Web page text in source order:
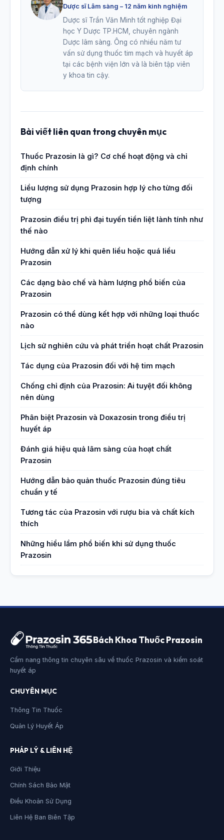
Dược sĩ Lâm sàng – 12 năm kinh nghiệm
Dược sĩ Trần Văn Minh tốt nghiệp Đại
học Y Dược TP.HCM, chuyên ngành
Dược lâm sàng. Ông có nhiều năm tư
vấn sử dụng thuốc tim mạch và huyết áp
tại các bệnh viện lớn và là biên tập viên
y khoa tin cậy.
Bài viết liên quan trong chuyên mục
Thuốc Prazosin là gì? Cơ chế hoạt động và chỉ
định chính
Liều lượng sử dụng Prazosin hợp lý cho từng đối
tượng
Prazosin điều trị phì đại tuyến tiền liệt lành tính như
thế nào
Hướng dẫn xử lý khi quên liều hoặc quá liều
Prazosin
Các dạng bào chế và hàm lượng phổ biến của
Prazosin
Prazosin có thể dùng kết hợp với những loại thuốc
nào
Lịch sử nghiên cứu và phát triển hoạt chất Prazosin
Tác dụng của Prazosin đối với hệ tim mạch
Chống chỉ định của Prazosin: Ai tuyệt đối không
nên dùng
Phân biệt Prazosin và Doxazosin trong điều trị
huyết áp
Đánh giá hiệu quả lâm sàng của hoạt chất
Prazosin
Hướng dẫn bảo quản thuốc Prazosin đúng tiêu
chuẩn y tế
Tương tác của Prazosin với rượu bia và chất kích
thích
Những hiểu lầm phổ biến khi sử dụng thuốc
Prazosin
Bách Khoa Thuốc Prazosin
Cẩm nang thông tin chuyên sâu về thuốc Prazosin và kiểm soát
huyết áp
CHUYÊN MỤC
Thông Tin Thuốc
Quản Lý Huyết Áp
PHÁP LÝ & LIÊN HỆ
Giới Thiệu
Chính Sách Bảo Mật
Điều Khoản Sử Dụng
Liên Hệ Ban Biên Tập